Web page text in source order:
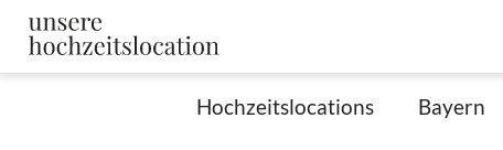
Hochzeitslocations Bayern